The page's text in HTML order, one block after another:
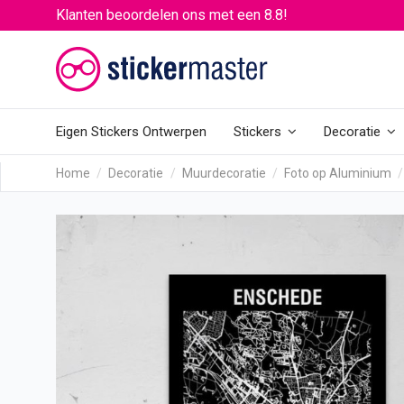
Klanten beoordelen ons met een 8.8!
Eigen Stickers Ontwerpen Stickers Decoratie
Home Decoratie Muurdecoratie Foto op Aluminium